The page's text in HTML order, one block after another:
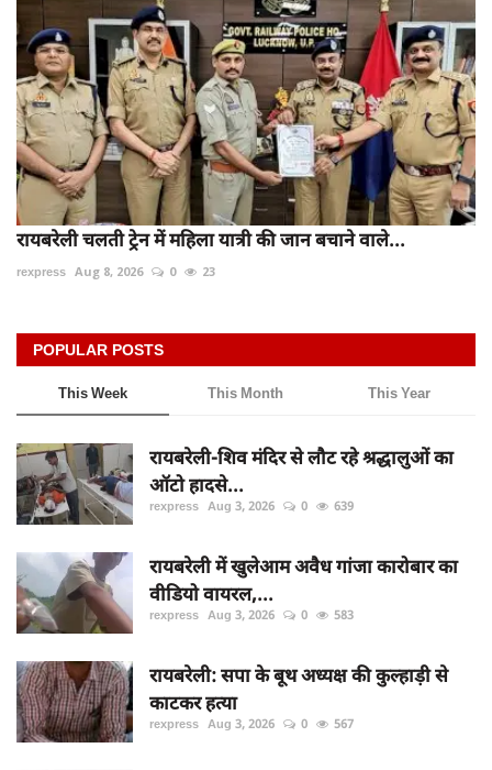
रायबरेली चलती ट्रेन में महिला यात्री की जान बचाने वाले...
rexpress Aug 8, 2026 0 23
POPULAR POSTS
This Week This Month This Year
रायबरेली-शिव मंदिर से लौट रहे श्रद्धालुओं का
ऑटो हादसे...
rexpress Aug 3, 2026 0 639
रायबरेली में खुलेआम अवैध गांजा कारोबार का
वीडियो वायरल,...
rexpress Aug 3, 2026 0 583
रायबरेली: सपा के बूथ अध्यक्ष की कुल्हाड़ी से
काटकर हत्या
rexpress Aug 3, 2026 0 567